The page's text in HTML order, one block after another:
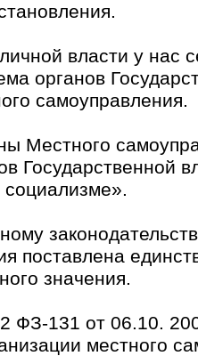
власти у нас
органов
самоуправления.
Местного
Государственной
поставлена
значения.
2 ФЗ-131 от 06.10.
местного